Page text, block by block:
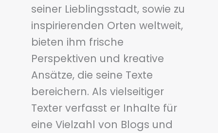
seiner Lieblingsstadt, sowie zu
inspirierenden Orten weltweit,
bieten ihm frische
Perspektiven und kreative
Ansätze, die seine Texte
bereichern. Als vielseitiger
Texter verfasst er Inhalte für
eine Vielzahl von Blogs und